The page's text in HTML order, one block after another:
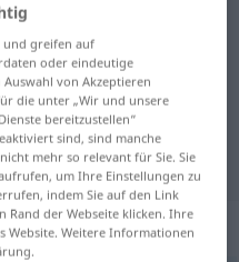
Übersetzung
Übersetzung
und greifen auf
oder eindeutige
von Akzeptieren
die unter „Wir und unsere
bereitzustellen“
sind, sind manche
mehr so relevant für Sie. Sie
um Ihre Einstellungen zu
indem Sie auf den Link
Rand der Webseite klicken. Ihre
Website. Weitere Informationen